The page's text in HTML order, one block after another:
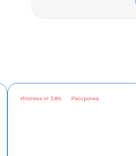
Ипотека от 3,8% Рассрочка